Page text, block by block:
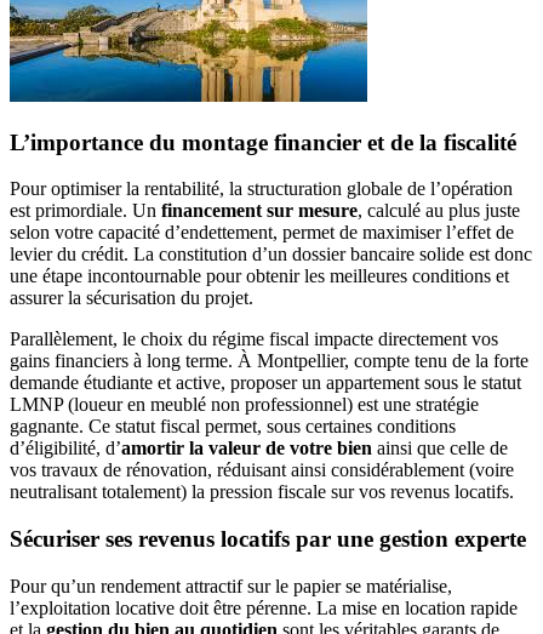
L’importance du montage financier et de la fiscalité
Pour optimiser la rentabilité, la structuration globale de l’opération
est primordiale. Un financement sur mesure, calculé au plus juste
selon votre capacité d’endettement, permet de maximiser l’effet de
levier du crédit. La constitution d’un dossier bancaire solide est donc
une étape incontournable pour obtenir les meilleures conditions et
assurer la sécurisation du projet.
Parallèlement, le choix du régime fiscal impacte directement vos
gains financiers à long terme. À Montpellier, compte tenu de la forte
demande étudiante et active, proposer un appartement sous le statut
LMNP (loueur en meublé non professionnel) est une stratégie
gagnante. Ce statut fiscal permet, sous certaines conditions
d’éligibilité, d’amortir la valeur de votre bien ainsi que celle de
vos travaux de rénovation, réduisant ainsi considérablement (voire
neutralisant totalement) la pression fiscale sur vos revenus locatifs.
Sécuriser ses revenus locatifs par une gestion experte
Pour qu’un rendement attractif sur le papier se matérialise,
l’exploitation locative doit être pérenne. La mise en location rapide
et la gestion du bien au quotidien sont les véritables garants de